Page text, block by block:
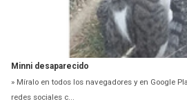
Siami Perdida
Se llama Siami,es hembra de 4 años,esterilizada
oreja,cariñosa,mimosa pero miedosa,e...